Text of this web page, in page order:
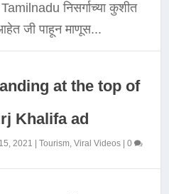
निसर्गाच्या कुशीत
जी पाहून माणूस...
at the top of
Khalifa ad
2021 |Tourism,Viral Videos |0